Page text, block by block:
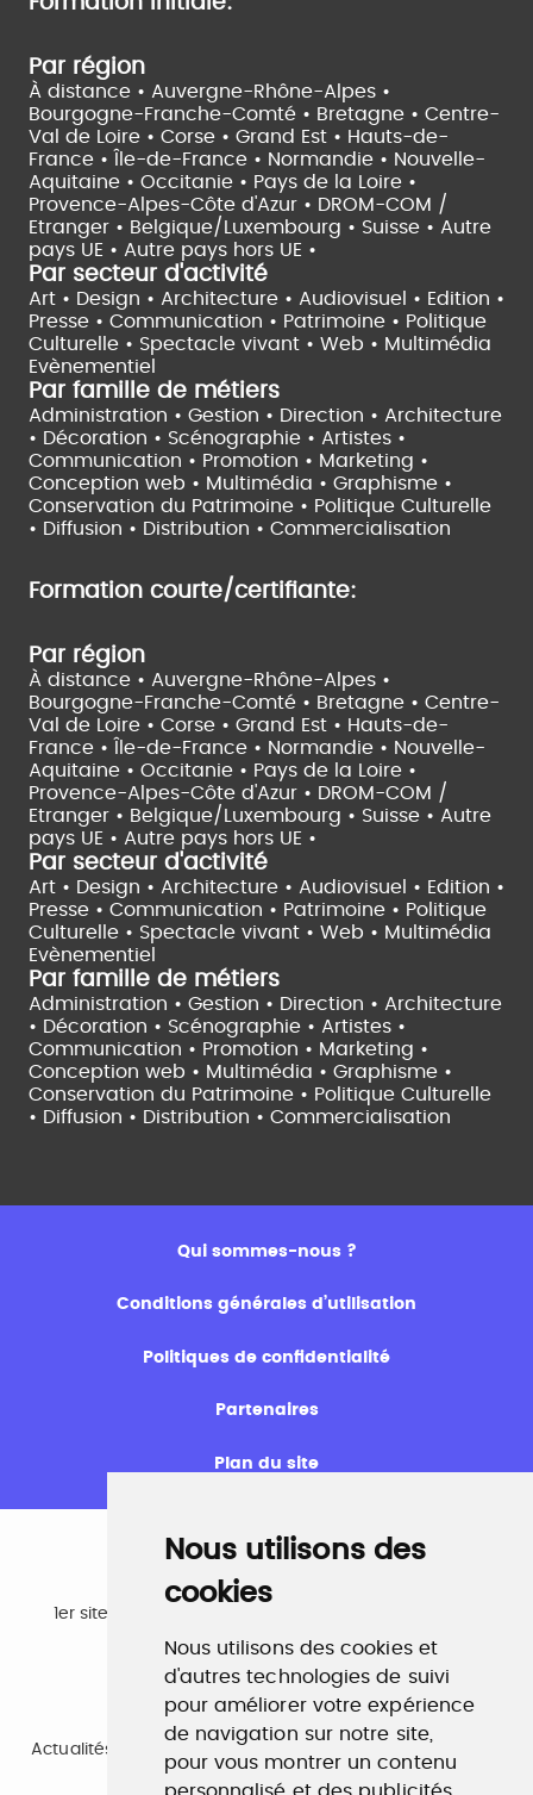
Nous utilisons des
cookies
Nous utilisons des cookies et
d'autres technologies de suivi
pour améliorer votre expérience
de navigation sur notre site,
pour vous montrer un contenu
Par région
À distance • Auvergne-Rhône-Alpes •
Bourgogne-Franche-Comté • Bretagne • Centre-
Val de Loire • Corse • Grand Est • Hauts-de-
France •
Île-de-France • Normandie • Nouvelle-
Aquitaine • Occitanie • Pays de la Loire •
Provence-Alpes-Côte d'Azur • DROM-COM /
Etranger • Belgique/Luxembourg • Suisse • Autre
pays UE • Autre pays hors UE •
Par secteur d'activité
Art • Design • Architecture • Audiovisuel • Edition •
Presse • Communication • Patrimoine • Politique
Culturelle • Spectacle vivant • Web • Multimédia
Evènementiel
Par famille de métiers
Administration • Gestion • Direction • Architecture
• Décoration • Scénographie • Artistes •
Communication • Promotion • Marketing •
Conception web • Multimédia • Graphisme •
Conservation du Patrimoine • Politique Culturelle
• Diffusion • Distribution • Commercialisation
Formation courte/certifiante:
Par région
À distance • Auvergne-Rhône-Alpes •
Bourgogne-Franche-Comté • Bretagne • Centre-
Val de Loire • Corse • Grand Est • Hauts-de-
France •
Île-de-France • Normandie • Nouvelle-
Aquitaine • Occitanie • Pays de la Loire •
Provence-Alpes-Côte d'Azur • DROM-COM /
Etranger • Belgique/Luxembourg • Suisse • Autre
pays UE • Autre pays hors UE •
Par secteur d'activité
Art • Design • Architecture • Audiovisuel • Edition •
Presse • Communication • Patrimoine • Politique
Culturelle • Spectacle vivant • Web • Multimédia
Evènementiel
Par famille de métiers
Administration • Gestion • Direction • Architecture
• Décoration • Scénographie • Artistes •
Communication • Promotion • Marketing •
Conception web • Multimédia • Graphisme •
Conservation du Patrimoine • Politique Culturelle
• Diffusion • Distribution • Commercialisation
Qui sommes-nous ?
Conditions générales d’utilisation
Politiques de confidentialité
Partenaires
Plan du site
Emploi
1er site emploi du secteur culturel 784.000 visites et
www.profilculture.com
Formation
Actualités, guide et annuaire des formations aux métiers
de la culture.
www.profilculture-formation.com